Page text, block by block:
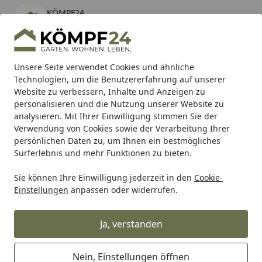
Unsere Seite verwendet Cookies und ähnliche
Technologien, um die Benutzererfahrung auf unserer
Website zu verbessern, Inhalte und Anzeigen zu
personalisieren und die Nutzung unserer Website zu
analysieren. Mit Ihrer Einwilligung stimmen Sie der
Verwendung von Cookies sowie der Verarbeitung Ihrer
persönlichen Daten zu, um Ihnen ein bestmögliches
Surferlebnis und mehr Funktionen zu bieten.
Sie können Ihre Einwilligung jederzeit in den Cookie-
Einstellungen anpassen oder widerrufen.
Ja, verstanden
Nein, Einstellungen öffnen
KÖMPF24
kostenlos - Im App Store
Hotline
Alle Produkte
Mein Konto
Suchen
Karibu Pools inkl. gratis Sandfilteranlage & Pool-
Starterset (Gesamtwert bis 468,99€)
Startseite
Alles für den Garten Gartenmöbel Gartentische
B-Ware Apple Bee Kaffeetisch SOUL
Ø 74 cm, Aluminium Schwarz /
Leichtbeton Lava,